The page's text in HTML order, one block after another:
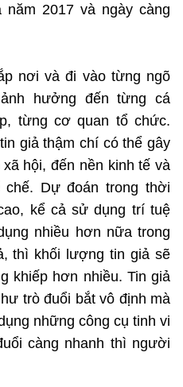
2017 và ngày càng
nơi và đi vào từng ngõ
hưởng đến từng cá
từng cơ quan tổ chức.
giả thậm chí có thể gây
hội, đến nền kinh tế và
Dự đoán trong thời
kể cả sử dụng trí tuệ
nhiều hơn nữa trong
thì khối lượng tin giả sẽ
khiếp hơn nhiều. Tin giả
trò đuổi bắt vô định mà
những công cụ tinh vi
càng nhanh thì người